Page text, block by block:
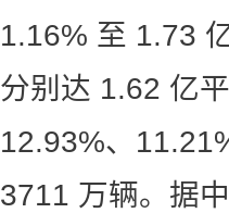
1.16% 至 1.73
分别达 1.62 亿
12.93%、
3711 万辆。据